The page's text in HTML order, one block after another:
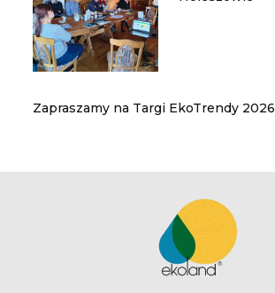
Zapraszamy na Targi EkoTrendy 2026